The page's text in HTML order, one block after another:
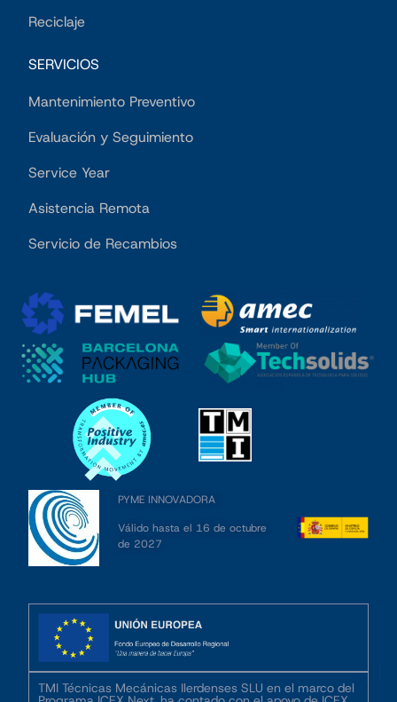
Reciclaje
SERVICIOS
Mantenimiento Preventivo
Evaluación y Seguimiento
Service Year
Asistencia Remota
Servicio de Recambios
PYME INNOVADORA
Válido hasta el 16 de octubre
de 2027
TMI Técnicas Mecánicas Ilerdenses SLU en el marco del